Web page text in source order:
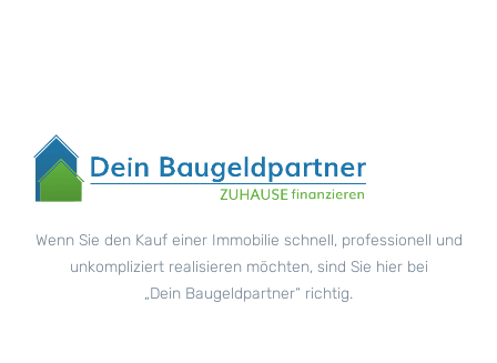
Wenn Sie den Kauf einer Immobilie schnell, professionell und
unkompliziert realisieren möchten, sind Sie hier bei
„Dein Baugeldpartner“ richtig.